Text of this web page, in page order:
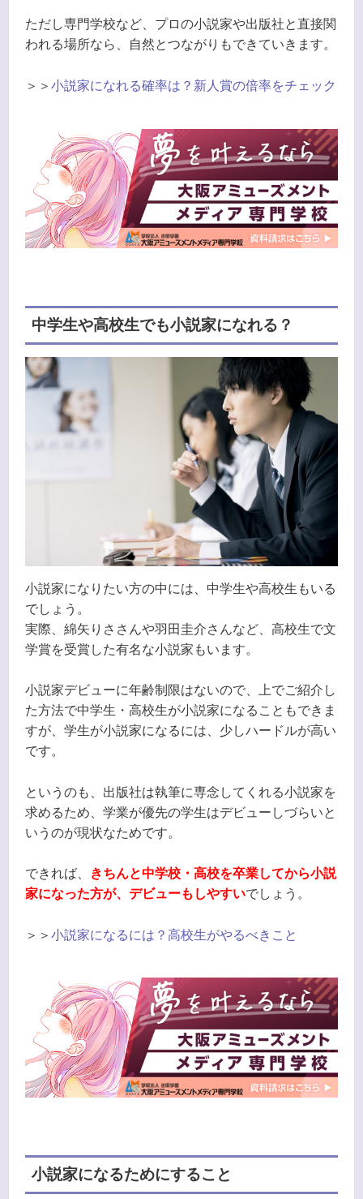
ただし専門学校など、プロの小説家や出版社と直接関
われる場所なら、自然とつながりもできていきます。
＞＞ 小説家になれる確率は？新人賞の倍率をチェック
中学生や高校生でも小説家になれる？
小説家になりたい方の中には、中学生や高校生もいる
でしょう。
実際、綿矢りささんや羽田圭介さんなど、高校生で文
学賞を受賞した有名な小説家もいます。
小説家デビューに年齢制限はないので、上でご紹介し
た方法で中学生・高校生が小説家になることもできま
すが、学生が小説家になるには、少しハードルが高い
です。
というのも、出版社は執筆に専念してくれる小説家を
求めるため、学業が優先の学生はデビューしづらいと
いうのが現状なためです。
できれば、
きちんと中学校・高校を卒業してから小説
家になった方が、デビューもしやすいでしょう。
＞＞ 小説家になるには？高校生がやるべきこと
小説家になるためにすること